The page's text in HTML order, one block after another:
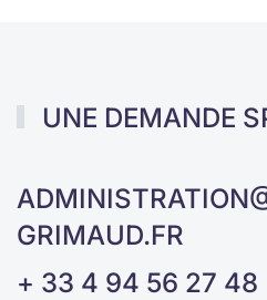
UNE DEMANDE
GRIMAUD.FR
+ 33 4 94 56 27 48